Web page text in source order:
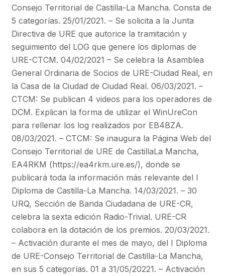
Consejo Territorial de Castilla-La Mancha. Consta de
5 categorías. 25/01/2021. – Se solicita a la Junta
Directiva de URE que autorice la tramitación y
seguimiento del LOG que genere los diplomas de
URE-CTCM. 04/02/2021 – Se celebra la Asamblea
General Ordinaria de Socios de URE-Ciudad Real, en
la Casa de la Ciudad de Ciudad Real. 06/03/2021. –
CTCM: Se publican 4 videos para los operadores de
DCM. Explican la forma de utilizar el WinUreCon
para rellenar los log realizados por EB4BZA.
08/03/2021. – CTCM: Se inaugura la Página Web del
Consejo Territorial de URE de CastillaLa Mancha,
EA4RKM (https://ea4rkm.ure.es/), donde se
publicará toda la información más relevante del I
Diploma de Castilla-La Mancha. 14/03/2021. – 30
URQ, Sección de Banda Ciudadana de URE-CR,
celebra la sexta edición Radio-Trivial. URE-CR
colabora en la dotación de los premios. 20/03/2021.
– Activación durante el mes de mayo, del I Diploma
de URE-Consejo Territorial de Castilla-La Mancha,
en sus 5 categorías. 01 a 31/05/20221. – Activación